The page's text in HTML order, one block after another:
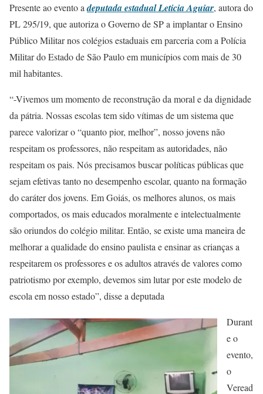
Presente ao evento adeputada estadual Leticia Aguiar, autora do
PL 295/19, que autoriza o Governo de SP a implantar o Ensino
Público Militar nos colégios estaduais em parceria com a Polícia
Militar do Estado de São Paulo em municípios com mais de 30
mil habitantes.
“-Vivemos um momento de reconstrução da moral e da dignidade
da pátria. Nossas escolas tem sido vítimas de um sistema que
parece valorizar o “quanto pior, melhor”, nosso jovens não
respeitam os professores, não respeitam as autoridades, não
respeitam os pais. Nós precisamos buscar políticas públicas que
sejam efetivas tanto no desempenho escolar, quanto na formação
do caráter dos jovens. Em Goiás, os melhores alunos, os mais
comportados, os mais educados moralmente e intelectualmente
são oriundos do colégio militar. Então, se existe uma maneira de
melhorar a qualidade do ensino paulista e ensinar as crianças a
respeitarem os professores e os adultos através de valores como
patriotismo por exemplo, devemos sim lutar por este modelo de
escola em nosso estado”, disse a deputada
Durant
e o
evento,
o
Veread